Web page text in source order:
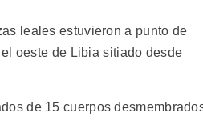
leales estuvieron a punto de
oeste de Libia sitiado desde
de 15 cuerpos